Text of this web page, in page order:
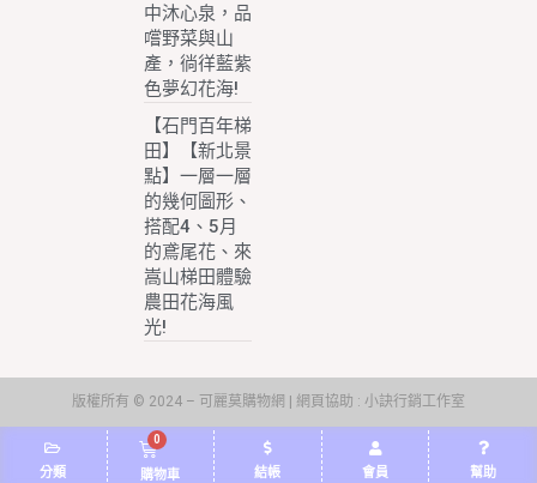
中沐心泉，品
嚐野菜與山
產，徜徉藍紫
色夢幻花海!
【石門百年梯
田】【新北景
點】一層一層
的幾何圖形、
搭配4、5月
的鳶尾花、來
嵩山梯田體驗
農田花海風
光!
版權所有 © 2024 – 可麗莫購物網 | 網頁協助 : 小訣行銷工作室
分類
0
購物車 結帳 會員 幫助